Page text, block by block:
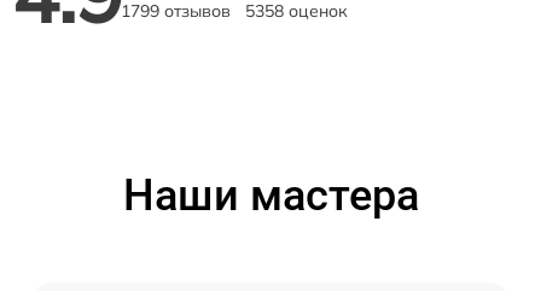
1799 отзывов 5358 оценок
Наши мастера